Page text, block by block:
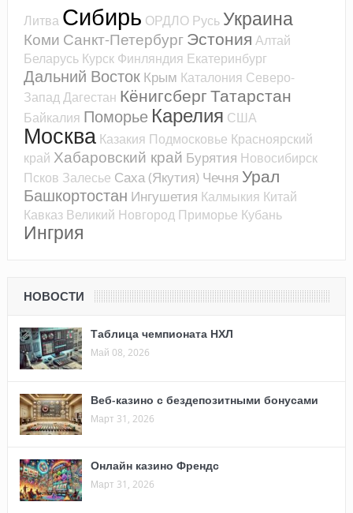
Литва Сибирь ОРДЛО Русь Украина
Коми Санкт-Петербург Эстония Алтай
Беларусь Курск Финляндия Екатеринбург
Дальний Восток Крым Каталония Северо-
ЗападДагестан КёнигсбергТатарстан
Байкалия Поморье Карелия США
Москва Казакия Подмосковье Красноярский
край Хабаровский край Бурятия Новосибирск
Псков Залесье Саха (Якутия) Чечня Урал
Башкортостан Ингушетия Калмыкия Китай
Кавказ Великий Новгород Приморье Кубань
Ингрия
НОВОСТИ
Таблица чемпионата НХЛ
Май 08, 2026
Веб-казино с бездепозитными бонусами
Март 31, 2026
Онлайн казино Френдс
Март 31, 2026